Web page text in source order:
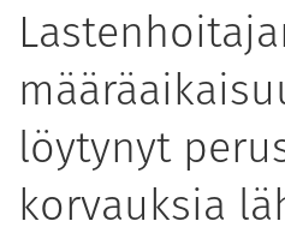
löytynyt
korvauksia